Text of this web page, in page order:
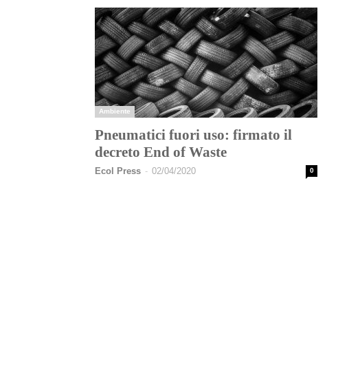
Ambiente
Pneumatici fuori uso: firmato il
decreto End of Waste
Ecol Press - 02/04/2020 0